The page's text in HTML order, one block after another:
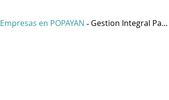
Empresas en POPAYAN - Gestion Integral Pa...